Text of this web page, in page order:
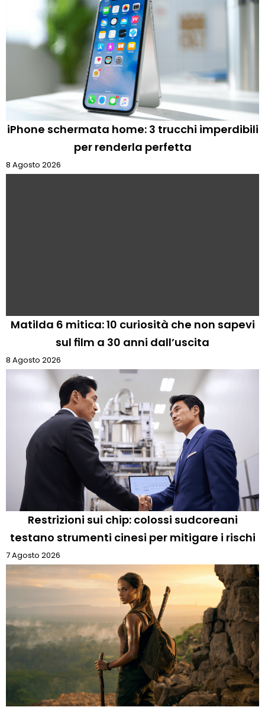
iPhone schermata home: 3 trucchi imperdibili
per renderla perfetta
8 Agosto 2026
Matilda 6 mitica: 10 curiosità che non sapevi
sul film a 30 anni dall’uscita
8 Agosto 2026
Restrizioni sui chip: colossi sudcoreani
testano strumenti cinesi per mitigare i rischi
7 Agosto 2026